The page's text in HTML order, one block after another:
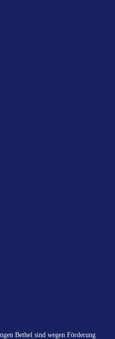
Bethel sind wegen Förderung